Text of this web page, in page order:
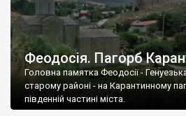
Феодосія. Пагорб
Головна памятка Феодосії -
старому районі - на Карантинному
південній частині міста.